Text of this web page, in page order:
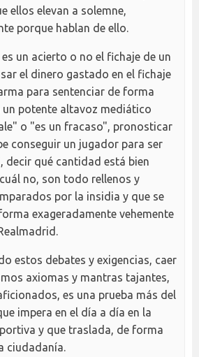
ellos elevan a solemne,
porque hablan de ello.
un acierto o no el fichaje de un
el dinero gastado en el fichaje
para sentenciar de forma
un potente altavoz mediático
o "es un fracaso", pronosticar
conseguir un jugador para ser
decir qué cantidad está bien
no, son todo rellenos y
por la insidia y que se
exageradamente vehemente
estos debates y exigencias, caer
axiomas y mantras tajantes,
es una prueba más del
impera en el día a día en la
y que traslada, de forma
ciudadanía.